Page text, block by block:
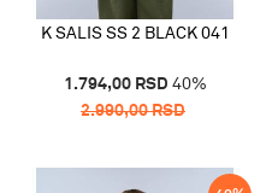
K SALIS SS 2 BLACK 041
1.794,00 RSD 40%
2.990,00RSD